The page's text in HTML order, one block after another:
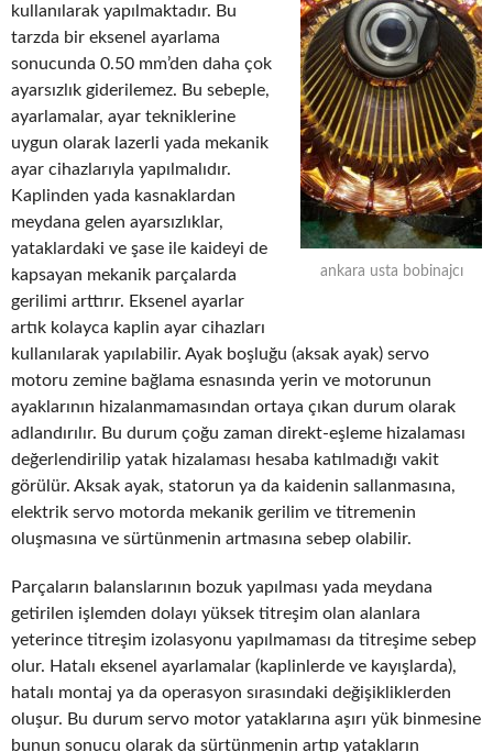
ankara usta bobinajcı
kullanılarak yapılmaktadır. Bu
tarzda bir eksenel ayarlama
sonucunda 0.50 mm’den daha çok
ayarsızlık giderilemez. Bu sebeple,
ayarlamalar, ayar tekniklerine
uygun olarak lazerli yada mekanik
ayar cihazlarıyla yapılmalıdır.
Kaplinden yada kasnaklardan
meydana gelen ayarsızlıklar,
yataklardaki ve şase ile kaideyi de
kapsayan mekanik parçalarda
gerilimi arttırır. Eksenel ayarlar
artık kolayca kaplin ayar cihazları
kullanılarak yapılabilir. Ayak boşluğu (aksak ayak) servo
motoru zemine bağlama esnasında yerin ve motorunun
ayaklarının hizalanmamasından ortaya çıkan durum olarak
adlandırılır. Bu durum çoğu zaman direkt-eşleme hizalaması
değerlendirilip yatak hizalaması hesaba katılmadığı vakit
görülür. Aksak ayak, statorun ya da kaidenin sallanmasına,
elektrik servo motorda mekanik gerilim ve titremenin
oluşmasına ve sürtünmenin artmasına sebep olabilir.
Parçaların balanslarının bozuk yapılması yada meydana
getirilen işlemden dolayı yüksek titreşim olan alanlara
yeterince titreşim izolasyonu yapılmaması da titreşime sebep
olur. Hatalı eksenel ayarlamalar (kaplinlerde ve kayışlarda),
hatalı montaj ya da operasyon sırasındaki değişikliklerden
oluşur. Bu durum servo motor yataklarına aşırı yük binmesine
bunun sonucu olarak da sürtünmenin artıp yatakların